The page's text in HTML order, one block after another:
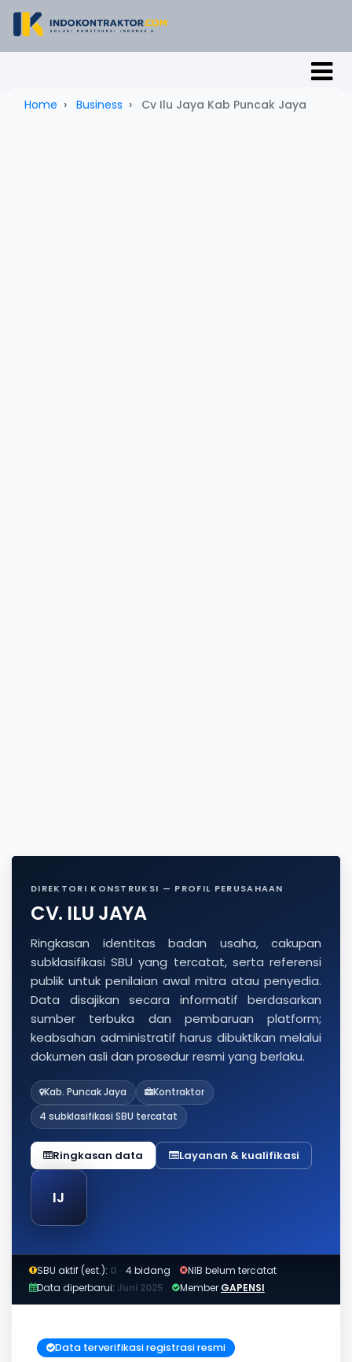
Home Business Cv Ilu Jaya Kab Puncak Jaya
DIREKTORI KONSTRUKSI — PROFIL PERUSAHAAN
CV. ILU JAYA
Ringkasan identitas badan usaha, cakupan
subklasifikasi SBU yang tercatat, serta referensi
publik untuk penilaian awal mitra atau penyedia.
Data disajikan secara informatif berdasarkan
sumber terbuka dan pembaruan platform;
keabsahan administratif harus dibuktikan melalui
dokumen asli dan prosedur resmi yang berlaku.
Kab. Puncak Jaya
Kontraktor
4 subklasifikasi SBU tercatat
Ringkasan data Layanan & kualifikasi
IJ
SBU aktif (est.): 0 · 4 bidang
NIB belum tercatat
Data diperbarui: Juni 2025 Member GAPENSI
Data terverifikasi registrasi resmi